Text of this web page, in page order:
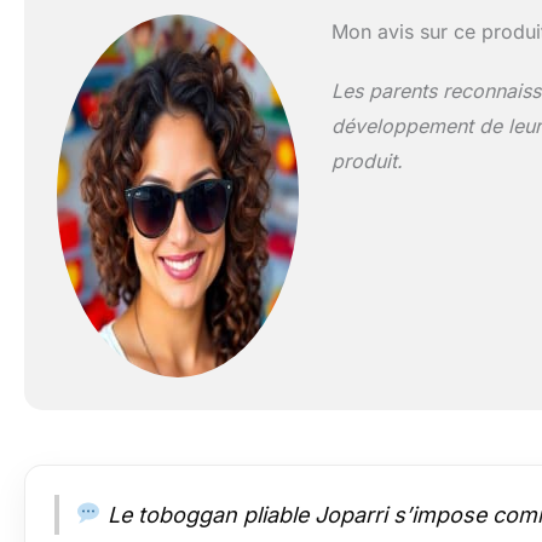
enfants âgés de
encombrant qui
ne prennent
Mon avis sur ce
Les parents
développement de
produit.
Le toboggan pliable Joparri s’impose